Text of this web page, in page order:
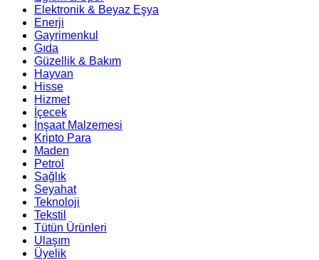
Elektronik & Beyaz Eşya
Enerji
Gayrimenkul
Gıda
Güzellik & Bakım
Hayvan
Hisse
Hizmet
İçecek
İnşaat Malzemesi
Kripto Para
Maden
Petrol
Sağlık
Seyahat
Teknoloji
Tekstil
Tütün Ürünleri
Ulaşım
Üyelik